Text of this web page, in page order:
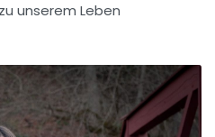
zu unserem Leben